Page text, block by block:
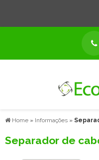
Home » Informações »
Separador de